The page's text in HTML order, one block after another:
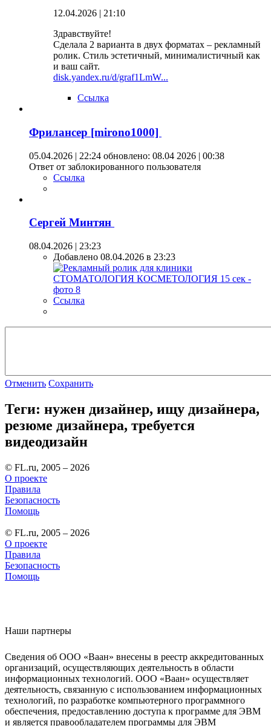
12.04.2026 | 21:10
Здравствуйте!
Сделала 2 варианта в двух форматах – рекламный
ролик. Стиль эстетичный, минималистичный как
и ваш сайт.
disk.yandex.ru/d/graf1LmW...
Ссылка
Фрилансер [mirono1000]
05.04.2026 | 22:24 обновлено: 08.04 2026 | 00:38
Ответ от заблокированного пользователя
Ссылка
Сергей Минтян
08.04.2026 | 23:23
Добавлено 08.04.2026 в 23:23
Ссылка
Отменить Сохранить
Теги: нужен дизайнер, ищу дизайнера,
резюме дизайнера, требуется
видеодизайн
© FL.ru, 2005 – 2026
О проекте
Правила
Безопасность
Помощь
© FL.ru, 2005 – 2026
О проекте
Правила
Безопасность
Помощь
Наши партнеры
Сведения об ООО «Ваан» внесены в реестр аккредитованных
организаций, осуществляющих деятельность в области
информационных технологий. ООО «Ваан» осуществляет
деятельность, связанную с использованием информационных
технологий, по разработке компьютерного программного
обеспечения, предоставлению доступа к программе для ЭВМ
и является правообладателем программы для ЭВМ